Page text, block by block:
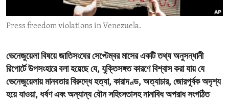
ENVIRONMENT AND HEALTH
IDEALS AND INSTITUTIONS
Press freedom violations in Venezuela.
ভেনেজুয়েলা বিষয়ে জাতিসংঘের সেপ্টেম্বর মাসের একটি তথ্য অনুসন্ধানী
রিপোর্টে উপসংহারে বলা হয়েছে যে, যুক্তিসঙ্গত কারণে বিশ্বাস করা যায় যে
ভেনেজুয়েলায় মানবতার বিরুদ্ধে হত্যা, কারাদণ্ড, অত্যাচার, জোরপূর্বক অদৃশ্য
হয়ে যাওয়া, ধর্ষণ এবং অন্যান্য যৌন সহিংসতাসহ নানাবিধ অপরাধ সংগঠিত